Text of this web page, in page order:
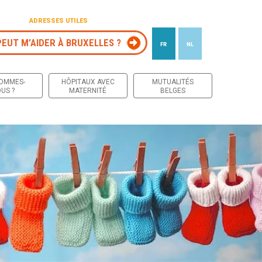
ADRESSES UTILES
M’AIDER À BRUXELLES ? FR NL
?
HÔPITAUX AVEC
MATERNITÉ
MUTUALITÉS
BELGES